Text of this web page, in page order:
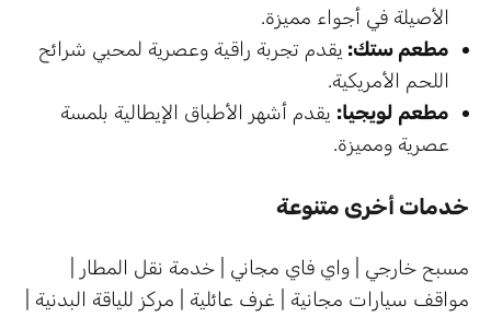
الأصيلة في أجواء مميزة.
مطعم ستك: يقدم تجربة راقية وعصرية لمحبي شرائح
اللحم الأمريكية.
مطعم لويجيا: يقدم أشهر الأطباق الإيطالية بلمسة
عصرية ومميزة.
خدمات أخرى متنوعة
مسبح خارجي | واي فاي مجاني | خدمة نقل المطار |
مواقف سيارات مجانية | غرف عائلية | مركز للياقة البدنية |